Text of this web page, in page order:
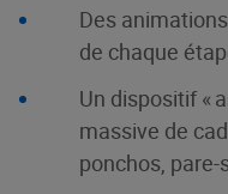
Des
de chaque
Un dispositif «
massive de
ponchos, pare-